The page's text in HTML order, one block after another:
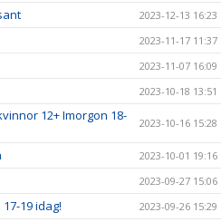
2023-12-13 16:23
2023-11-17 11:37
2023-11-07 16:09
2023-10-18 13:51
12+ Imorgon 18-
2023-10-16 15:28
2023-10-01 19:16
2023-09-27 15:06
19 idag! 2023-09-26 15:29